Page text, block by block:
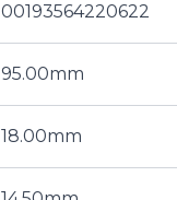
00193564220622
95.00mm
18.00mm